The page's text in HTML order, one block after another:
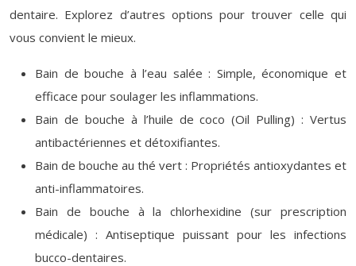
dentaire. Explorez d’autres options pour trouver celle qui
vous convient le mieux.
Bain de bouche à l’eau salée : Simple, économique et
efficace pour soulager les inflammations.
Bain de bouche à l’huile de coco (Oil Pulling) : Vertus
antibactériennes et détoxifiantes.
Bain de bouche au thé vert : Propriétés antioxydantes et
anti-inflammatoires.
Bain de bouche à la chlorhexidine (sur prescription
médicale) : Antiseptique puissant pour les infections
bucco-dentaires.